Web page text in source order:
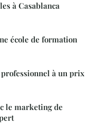
à Casablanca
école de formation
à un prix
le marketing de